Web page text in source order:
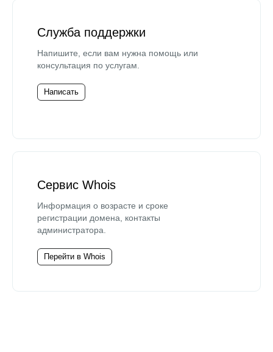
Служба поддержки
Напишите, если вам нужна помощь или
консультация по услугам.
Написать
Сервис Whois
Информация о возрасте и сроке
регистрации домена, контакты
администратора.
Перейти в Whois